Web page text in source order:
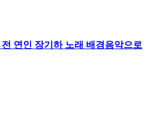
연인 장기하 노래 배경음악으로